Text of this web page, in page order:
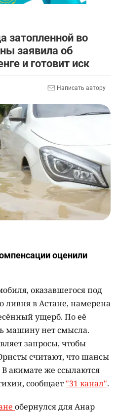
из колоний по
из Актобе подарили
затопленной во
заявила об
и готовит иск
Написать автору
оценили
оказавшегося под
ливня в Астане, намерена
ущерб. По её
машину нет смысла.
запросы, чтобы
считают, что шансы
В акимате же ссылаются
сообщает "31 канал".
обернулся для Анар